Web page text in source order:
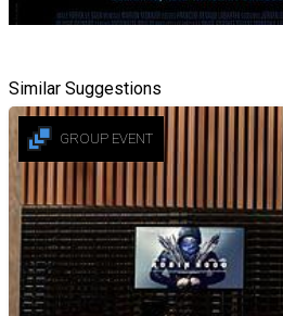
Similar Suggestions
GROUP EVENT